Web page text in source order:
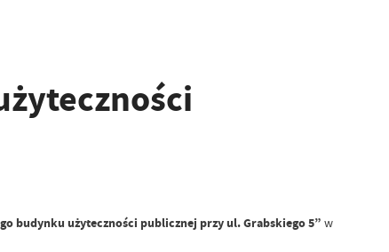
budynku użyteczności publicznej przy ul. Grabskiego 5” w